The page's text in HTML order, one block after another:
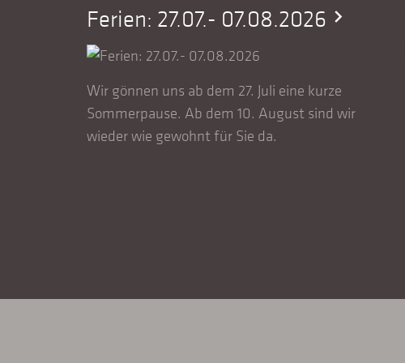
Ferien: 27.07.- 07.08.2026 chevron_right
Wir gönnen uns ab dem 27. Juli eine kurze
Sommerpause. Ab dem 10. August sind wir
wieder wie gewohnt für Sie da.